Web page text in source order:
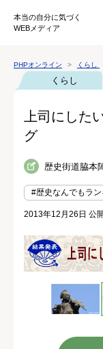
本当の自分に気づく
WEBメディア
PHPオンライン くらし
くらし
上司にした
グ
歴史街道脇本
#歴史なんでもラ
2013年12月26日 公